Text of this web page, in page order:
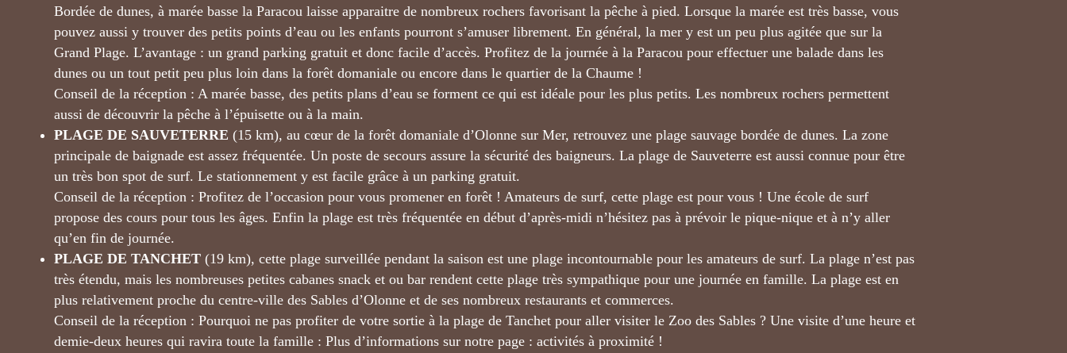
Bordée de dunes, à marée basse la Paracou laisse apparaitre de nombreux rochers favorisant la pêche à pied. Lorsque la marée est très basse, vous
pouvez aussi y trouver des petits points d’eau ou les enfants pourront s’amuser librement. En général, la mer y est un peu plus agitée que sur la
Grand Plage. L’avantage : un grand parking gratuit et donc facile d’accès. Profitez de la journée à la Paracou pour effectuer une balade dans les
dunes ou un tout petit peu plus loin dans la forêt domaniale ou encore dans le quartier de la Chaume !
Conseil de la réception : A marée basse, des petits plans d’eau se forment ce qui est idéale pour les plus petits. Les nombreux rochers permettent
aussi de découvrir la pêche à l’épuisette ou à la main.
PLAGE DE SAUVETERRE (15 km), au cœur de la forêt domaniale d’Olonne sur Mer, retrouvez une plage sauvage bordée de dunes. La zone
principale de baignade est assez fréquentée. Un poste de secours assure la sécurité des baigneurs. La plage de Sauveterre est aussi connue pour être
un très bon spot de surf. Le stationnement y est facile grâce à un parking gratuit.
Conseil de la réception : Profitez de l’occasion pour vous promener en forêt ! Amateurs de surf, cette plage est pour vous ! Une école de surf
propose des cours pour tous les âges. Enfin la plage est très fréquentée en début d’après-midi n’hésitez pas à prévoir le pique-nique et à n’y aller
qu’en fin de journée.
PLAGE DE TANCHET(19 km), cette plage surveillée pendant la saison est une plage incontournable pour les amateurs de surf. La plage n’est pas
très étendu, mais les nombreuses petites cabanes snack et ou bar rendent cette plage très sympathique pour une journée en famille. La plage est en
plus relativement proche du centre-ville des Sables d’Olonne et de ses nombreux restaurants et commerces.
Conseil de la réception : Pourquoi ne pas profiter de votre sortie à la plage de Tanchet pour aller visiter le Zoo des Sables ? Une visite d’une heure et
demie-deux heures qui ravira toute la famille : Plus d’informations sur notre page : activités à proximité !